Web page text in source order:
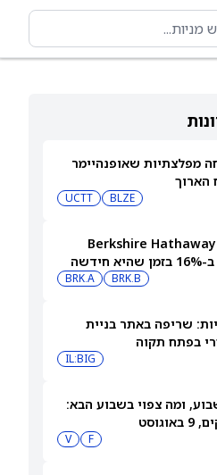
מפלצתיות שאופנהיימר
הארוך
BLZE
UCTT
הרווחים של Berkshire Hathaway
(BRK.A) עלו ב-16% בזמן שהיא חידשה
רכישות עצמיות בהיקף של 4.5 מיליארדBRK.B
BRK.A
שריפה באתר בניית
בפתח תקוה
IL:BIG
ומה צפוי בשבוע הבא:
F
V